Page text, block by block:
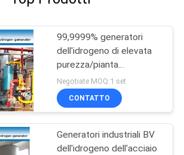
99,9999% generatori
dell'idrogeno di elevata
purezza/pianta
generazione
dell'idrogeno
Negotiate MOQ:1 set
CONTATTO
Generatori industriali BV
dell'idrogeno dell'acciaio